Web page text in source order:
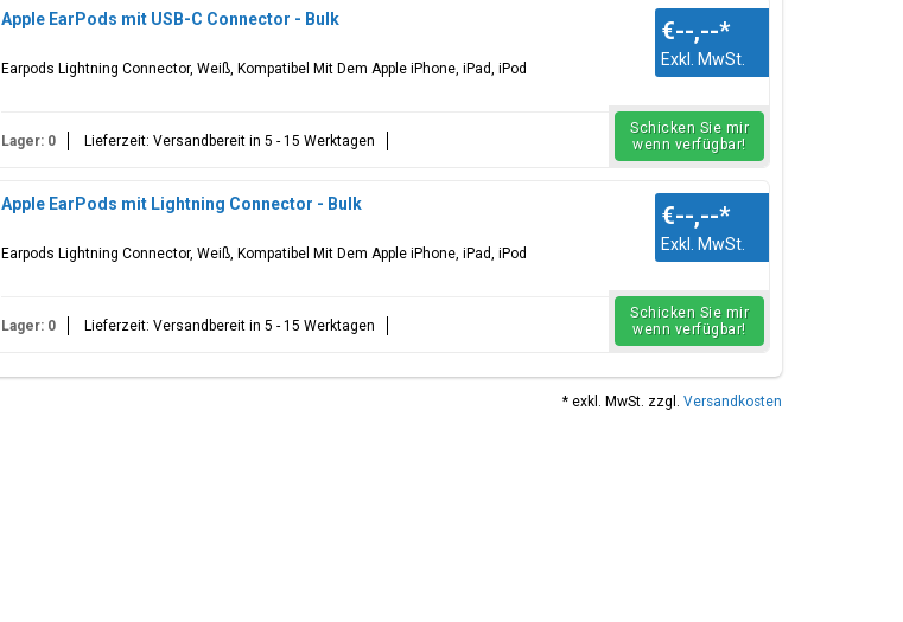
Apple EarPods mit USB-C Connector - Bulk
Earpods Lightning Connector, Weiß, Kompatibel Mit Dem Apple iPhone, iPad, iPod
€--,--*
Exkl. MwSt.
Lager: 0 Lieferzeit: Versandbereit in 5 - 15 Werktagen
Schicken Sie mir
wenn verfügbar!
Apple EarPods mit Lightning Connector - Bulk
Earpods Lightning Connector, Weiß, Kompatibel Mit Dem Apple iPhone, iPad, iPod
€--,--*
Exkl. MwSt.
Lager: 0 Lieferzeit: Versandbereit in 5 - 15 Werktagen
Schicken Sie mir
wenn verfügbar!
* exkl. MwSt. zzgl. Versandkosten